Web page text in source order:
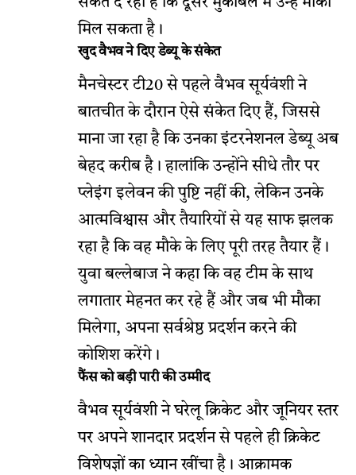
मिल सकता है।
खुद वैभव ने दिए डेब्यू के संकेत
मैनचेस्टर टी20 से पहले वैभव सूर्यवंशी ने
बातचीत के दौरान ऐसे संकेत दिए हैं, जिससे
माना जा रहा है कि उनका इंटरनेशनल डेब्यू अब
बेहद करीब है। हालांकि उन्होंने सीधे तौर पर
प्लेइंग इलेवन की पुष्टि नहीं की, लेकिन उनके
आत्मविश्वास और तैयारियों से यह साफ झलक
रहा है कि वह मौके के लिए पूरी तरह तैयार हैं।
युवा बल्लेबाज ने कहा कि वह टीम के साथ
लगातार मेहनत कर रहे हैं और जब भी मौका
मिलेगा, अपना सर्वश्रेष्ठ प्रदर्शन करने की
कोशिश करेंगे।
फैंस को बड़ी पारी की उम्मीद
वैभव सूर्यवंशी ने घरेलू क्रिकेट और जूनियर स्तर
पर अपने शानदार प्रदर्शन से पहले ही क्रिकेट
विशेषज्ञों का ध्यान खींचा है। आक्रामक